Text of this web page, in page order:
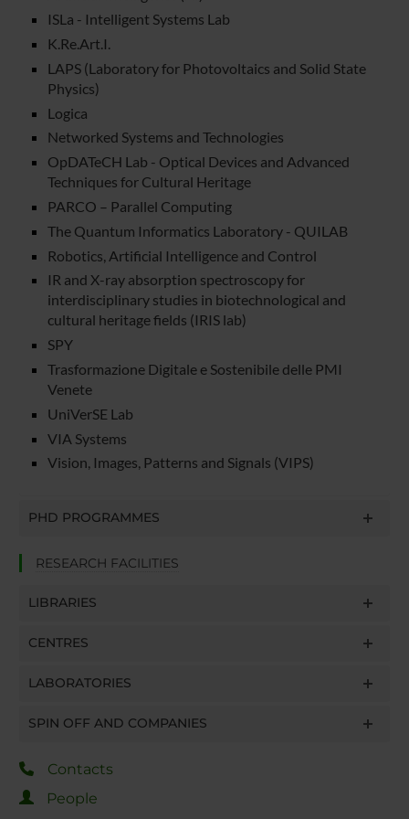
ISLa - Intelligent Systems Lab
K.Re.Art.I.
LAPS (Laboratory for Photovoltaics and Solid State
Physics)
Logica
Networked Systems and Technologies
OpDATeCH Lab - Optical Devices and Advanced
Techniques for Cultural Heritage
PARCO – Parallel Computing
The Quantum Informatics Laboratory - QUILAB
Robotics, Artificial Intelligence and Control
IR and X-ray absorption spectroscopy for
interdisciplinary studies in biotechnological and
cultural heritage fields (IRIS lab)
SPY
Trasformazione Digitale e Sostenibile delle PMI
Venete
UniVerSE Lab
VIA Systems
Vision, Images, Patterns and Signals (VIPS)
PHD PROGRAMMES
RESEARCH FACILITIES
LIBRARIES
CENTRES
LABORATORIES
SPIN OFF AND COMPANIES
Contacts
People